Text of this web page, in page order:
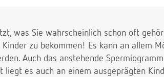
was Sie wahrscheinlich schon oft
zu bekommen! Es kann an allem
Auch das anstehende
liegt es auch an einem ausgeprägten